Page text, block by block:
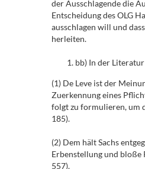
der Ausschlagende die
Entscheidung des OLG
ausschlagen will und
herleiten.
bb) In der
(1) De Leve ist der
Zuerkennung eines
folgt zu formulieren, um
185).
(2) Dem hält Sachs
Erbenstellung und bloße
557).